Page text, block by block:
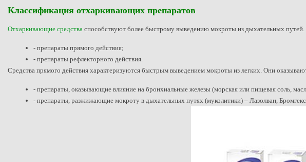
Классификация отхаркивающих препаратов
Отхаркивающие средства способствуют более быстрому выведению мокроты из дыхательных
- препараты прямого действия;
- препараты рефлекторного действия.
Средства прямого действия характеризуются быстрым выведением мокроты из легких. Они
- препараты, оказывающие влияние на бронхиальные железы (морская или пищевая соль,
- препараты, разжижающие мокроту в дыхательных путях (муколитики) – Лазолван,